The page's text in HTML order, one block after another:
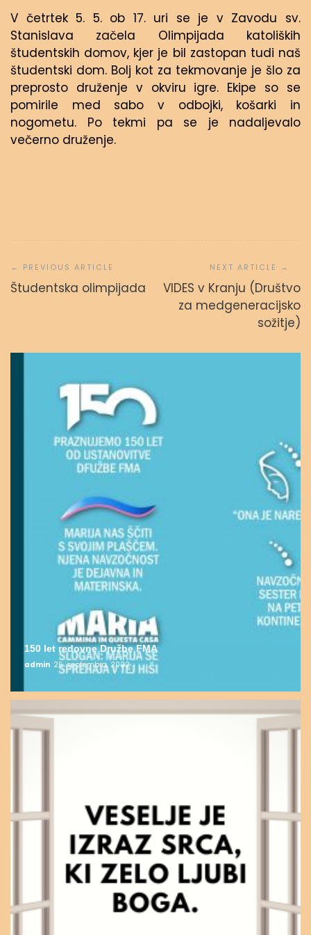
V četrtek 5. 5. ob 17. uri se je v Zavodu sv.
Stanislava začela Olimpijada katoliških
študentskih domov, kjer je bil zastopan tudi naš
študentski dom. Bolj kot za tekmovanje je šlo za
preprosto druženje v okviru igre. Ekipe so se
pomirile med sabo v odbojki, košarki in
nogometu. Po tekmi pa se je nadaljevalo
večerno druženje.
prispevka
Študentska olimpijada
VIDES v Kranju (Društvo
za medgeneracijsko
sožitje)
150 let redovne Družbe FMA
admin 25. septembra, 2022